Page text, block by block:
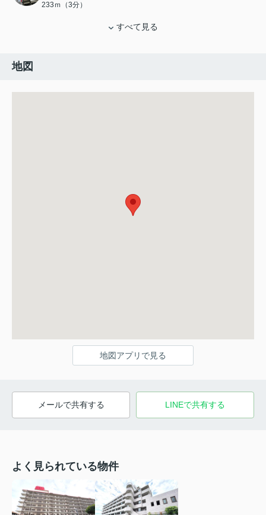
233ｍ（3分）
すべて見る
地図
地図アプリで見る
メールで共有する LINEで共有する
よく見られている物件